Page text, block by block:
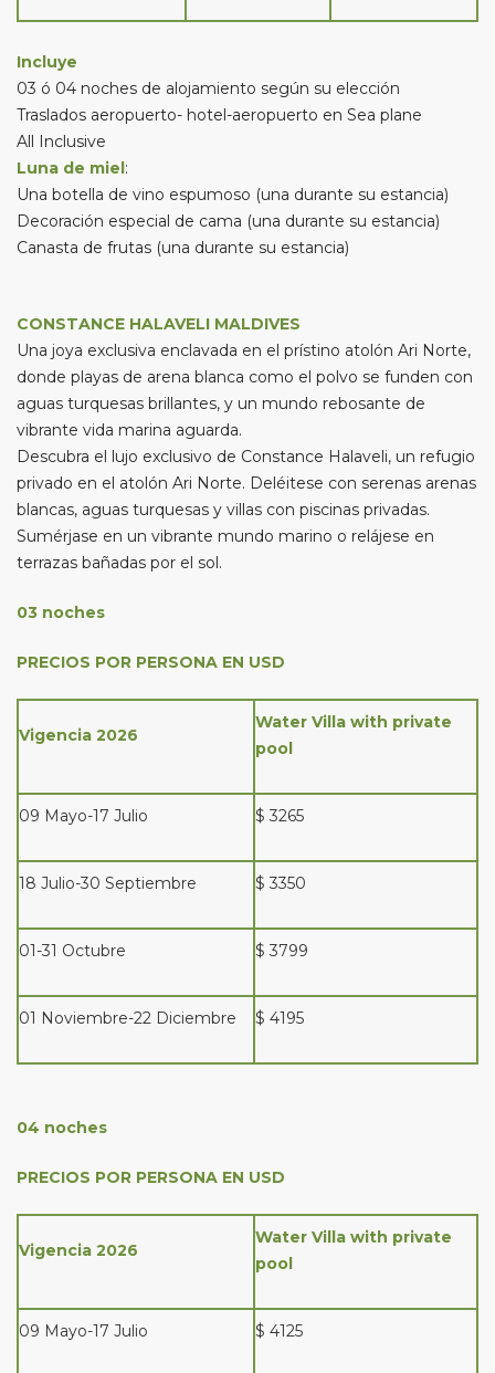
Incluye
03 ó 04 noches de alojamiento según su elección
Traslados aeropuerto- hotel-aeropuerto en Sea plane
All Inclusive
Luna de miel:
Una botella de vino espumoso (una durante su estancia)
Decoración especial de cama (una durante su estancia)
Canasta de frutas (una durante su estancia)
CONSTANCE HALAVELI MALDIVES
Una joya exclusiva enclavada en el prístino atolón Ari Norte,
donde playas de arena blanca como el polvo se funden con
aguas turquesas brillantes, y un mundo rebosante de
vibrante vida marina aguarda.
Descubra el lujo exclusivo de Constance Halaveli, un refugio
privado en el atolón Ari Norte. Deléitese con serenas arenas
blancas, aguas turquesas y villas con piscinas privadas.
Sumérjase en un vibrante mundo marino o relájese en
terrazas bañadas por el sol.
03 noches
PRECIOS POR PERSONA EN USD
Vigencia 2026
Water Villa with private
pool
09 Mayo-17 Julio $ 3265
18 Julio-30 Septiembre $ 3350
01-31 Octubre $ 3799
01 Noviembre-22 Diciembre $ 4195
04 noches
PRECIOS POR PERSONA EN USD
Vigencia 2026
Water Villa with private
pool
09 Mayo-17 Julio $ 4125